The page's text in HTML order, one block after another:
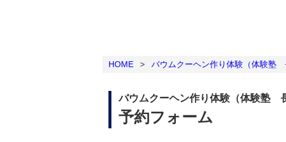
HOME > バウムクーヘン作り体験（体験塾
バウムクーヘン作り体験（体験塾
予約フォーム